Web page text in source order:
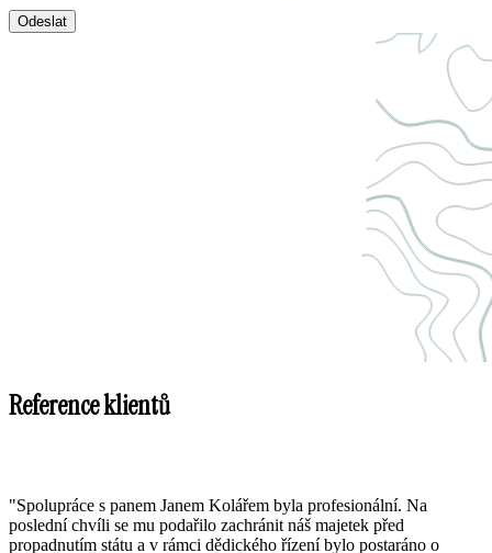
Odeslat
Reference klientů
"Spolupráce s panem Janem Kolářem byla profesionální. Na
poslední chvíli se mu podařilo zachránit náš majetek před
propadnutím státu a v rámci dědického řízení bylo postaráno o